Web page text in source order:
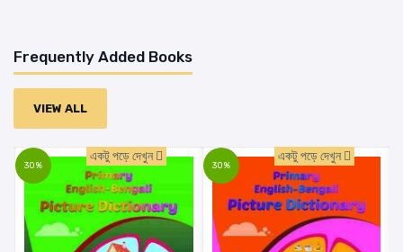
Frequently Added Books
VIEW ALL
30%
একটু পড়ে দেখুন
30%
একটু পড়ে দেখুন